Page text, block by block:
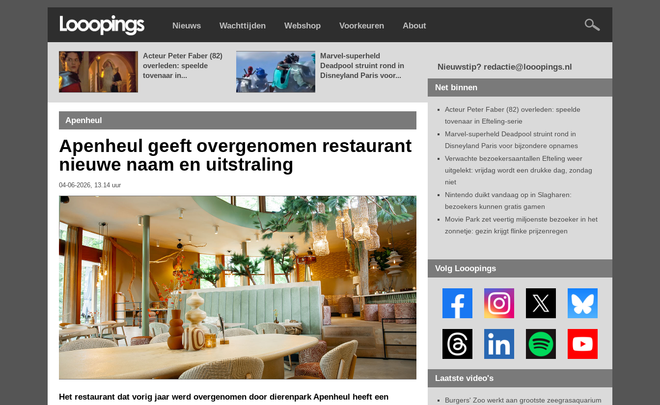
Nieuws Wachttijden Webshop Voorkeuren About
Acteur Peter Faber (82)
overleden: speelde
tovenaar in...
Marvel-superheld
Deadpool struint rond in
Disneyland Paris voor...
Apenheul
Apenheul geeft overgenomen restaurant
nieuwe naam en uitstraling
04-06-2026, 13.14 uur
Het restaurant dat vorig jaar werd overgenomen door dierenpark Apenheul heeft een
Nieuwstip? redactie@looopings.nl
Net binnen
Acteur Peter Faber (82) overleden: speelde
tovenaar in Efteling-serie
Marvel-superheld Deadpool struint rond in
Disneyland Paris voor bijzondere opnames
Verwachte bezoekersaantallen Efteling weer
uitgelekt: vrijdag wordt een drukke dag, zondag
niet
Nintendo duikt vandaag op in Slagharen:
bezoekers kunnen gratis gamen
Movie Park zet veertig miljoenste bezoeker in het
zonnetje: gezin krijgt flinke prijzenregen
Volg Looopings
Laatste video's
Burgers' Zoo werkt aan grootste zeegrasaquarium